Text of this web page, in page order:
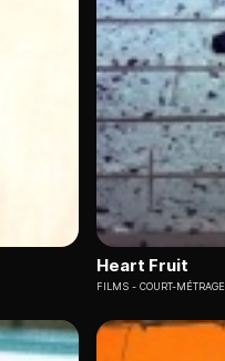
Heart Fruit
FILMS COURT-MÉTRAGE